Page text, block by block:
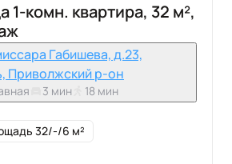
1-комн. квартира, 32 м²,
Габишева, д.23,
Приволжский р-он
3 мин 18 мин
32/-/6 м²